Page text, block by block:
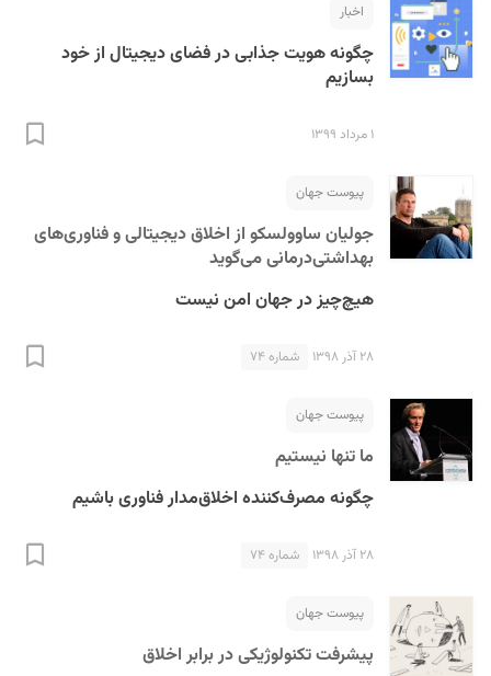
اخبار
چگونه هویت جذابی در فضای دیجیتال از خود
بسازیم
۱ مرداد ۱۳۹۹
پیوست جهان
جولیان ساوولسکو از اخلاق دیجیتالی و فناوری‌های
بهداشتی‌درمانی می‌گوید
هیچ‌چیز در جهان امن نیست
۲۸ آذر ۱۳۹۸ شماره ۷۴
پیوست جهان
ما تنها نیستیم
چگونه مصرف‌کننده اخلاق‌مدار فناوری باشیم
۲۸ آذر ۱۳۹۸ شماره ۷۴
پیوست جهان
پیشرفت تکنولوژیکی در برابر اخلاق